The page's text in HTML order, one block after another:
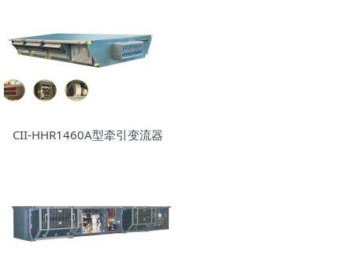
CII-HHR1460A型牵引变流器